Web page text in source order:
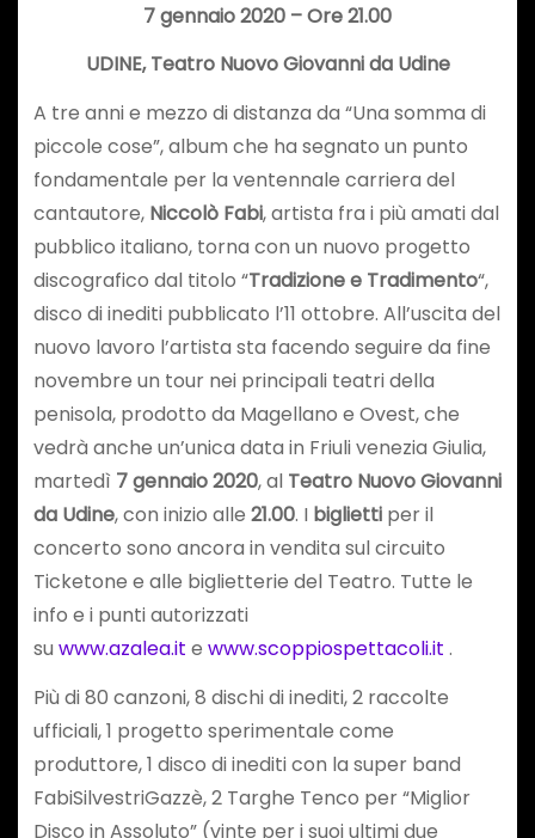
7 gennaio 2020 –Ore 21.00
UDINE, Teatro Nuovo Giovanni da Udine
A tre anni e mezzo di distanza da “Una somma di
piccole cose”, album che ha segnato un punto
fondamentale per la ventennale carriera del
cantautore, Niccolò Fabi, artista fra i più amati dal
pubblico italiano, torna con un nuovo progetto
discografico dal titolo “Tradizione e Tradimento“,
disco di inediti pubblicato l’11 ottobre. All’uscita del
nuovo lavoro l’artista sta facendo seguire da fine
novembre un tour nei principali teatri della
penisola, prodotto da Magellano e Ovest, che
vedrà anche un’unica data in Friuli venezia Giulia,
martedì 7 gennaio 2020, al Teatro Nuovo Giovanni
da Udine, con inizio alle 21.00. I bigliettiper il
concerto sono ancora in vendita sul circuito
Ticketone e alle biglietterie del Teatro. Tutte le
info e i punti autorizzati
su www.azalea.it e www.scoppiospettacoli.it .
Più di 80 canzoni, 8 dischi di inediti, 2 raccolte
ufficiali, 1 progetto sperimentale come
produttore, 1 disco di inediti con la super band
FabiSilvestriGazzè, 2 Targhe Tenco per “Miglior
Disco in Assoluto” (vinte per i suoi ultimi due